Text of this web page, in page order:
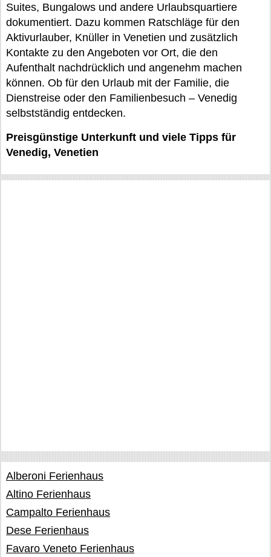
Suites, Bungalows und andere Urlaubsquartiere
dokumentiert. Dazu kommen Ratschläge für den
Aktivurlauber, Knüller in Venetien und zusätzlich
Kontakte zu den Angeboten vor Ort, die den
Aufenthalt nachdrücklich und angenehm machen
können. Ob für den Urlaub mit der Familie, die
Dienstreise oder den Familienbesuch – Venedig
selbstständig entdecken.
Preisgünstige Unterkunft und viele Tipps für
Venedig, Venetien
Alberoni Ferienhaus
Altino Ferienhaus
Campalto Ferienhaus
Dese Ferienhaus
Favaro Veneto Ferienhaus